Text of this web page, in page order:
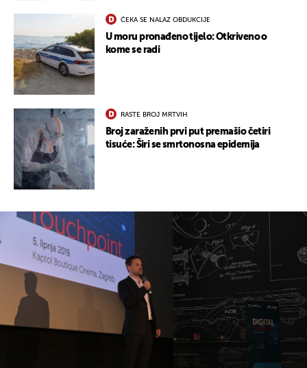
ČEKA SE NALAZ OBDUKCIJE
U moru pronađeno tijelo: Otkriveno o
kome se radi
RASTE BROJ MRTVIH
Broj zaraženih prvi put premašio četiri
tisuće: Širi se smrtonosna epidemija